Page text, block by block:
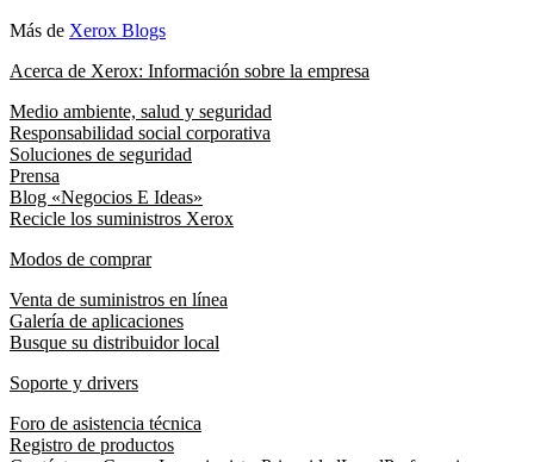
Más de Xerox Blogs
Acerca de Xerox: Información sobre la empresa
Medio ambiente, salud y seguridad
Responsabilidad social corporativa
Soluciones de seguridad
Prensa
Blog «Negocios E Ideas»
Recicle los suministros Xerox
Modos de comprar
Venta de suministros en línea
Galería de aplicaciones
Busque su distribuidor local
Soporte y drivers
Foro de asistencia técnica
Registro de productos